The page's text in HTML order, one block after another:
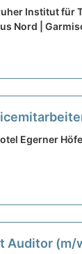
im
Systeme
Institut für
Nord |
mit
Egerner
Auditor (m/